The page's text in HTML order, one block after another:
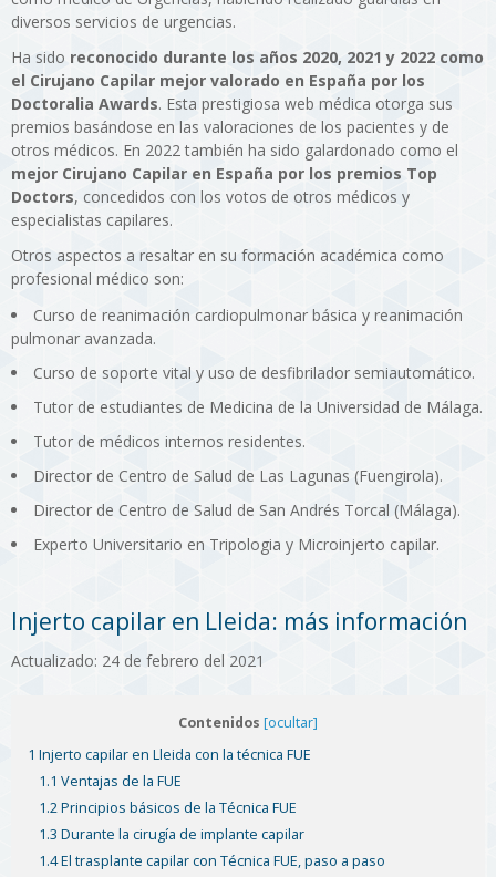
diversos servicios de urgencias.
Ha sido reconocido durante los años 2020, 2021 y 2022 como
el Cirujano Capilar mejor valorado en España por los
Doctoralia Awards. Esta prestigiosa web médica otorga sus
premios basándose en las valoraciones de los pacientes y de
otros médicos. En 2022 también ha sido galardonado como el
mejor Cirujano Capilar en España por los premios Top
Doctors, concedidos con los votos de otros médicos y
especialistas capilares.
Otros aspectos a resaltar en su formación académica como
profesional médico son:
Curso de reanimación cardiopulmonar básica y reanimación
pulmonar avanzada.
Curso de soporte vital y uso de desfibrilador semiautomático.
Tutor de estudiantes de Medicina de la Universidad de Málaga.
Tutor de médicos internos residentes.
Director de Centro de Salud de Las Lagunas (Fuengirola).
Director de Centro de Salud de San Andrés Torcal (Málaga).
Experto Universitario en Tripologia y Microinjerto capilar.
Injerto capilar en Lleida: más información
Actualizado: 24 de febrero del 2021
Contenidos [ocultar]
1 Injerto capilar en Lleida con la técnica FUE
1.1 Ventajas de la FUE
1.2 Principios básicos de la Técnica FUE
1.3 Durante la cirugía de implante capilar
1.4 El trasplante capilar con Técnica FUE, paso a paso